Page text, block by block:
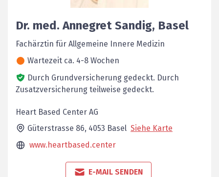
Dr. med. Annegret Sandig, Basel
Fachärztin für Allgemeine Innere Medizin
Wartezeit ca. 4-8 Wochen
Durch Grundversicherung gedeckt. Durch
Zusatzversicherung teilweise gedeckt.
Heart Based Center AG
Güterstrasse 86, 4053 Basel Siehe Karte
www.heartbased.center
E-MAIL SENDEN